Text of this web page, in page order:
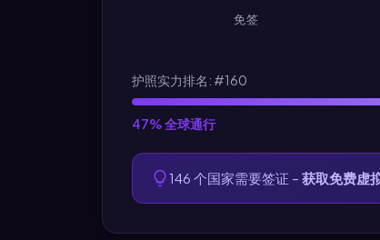
免签
护照实力排名: #160
47% 全球通行
146 个国家需要签证 – 获取免费虚